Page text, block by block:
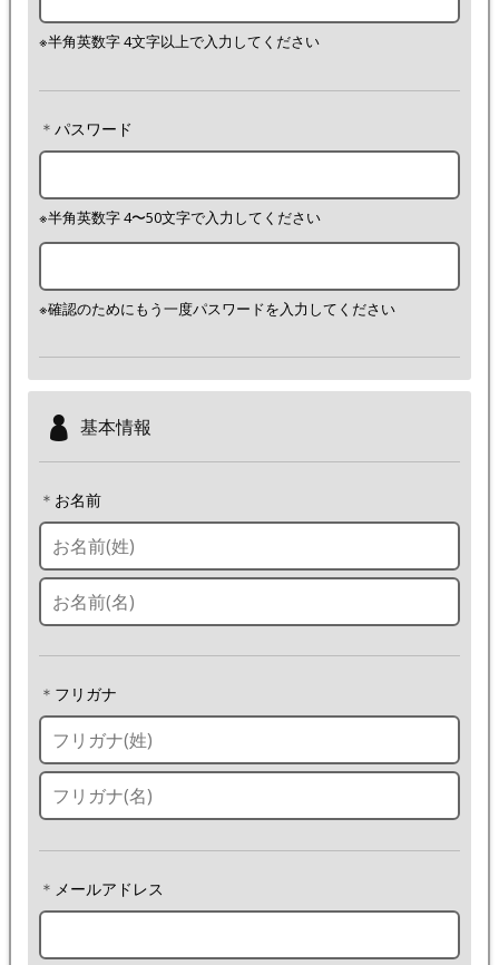
※半角英数字 4文字以上で入力してください
＊ パスワード
※半角英数字 4〜50文字で入力してください
※確認のためにもう一度パスワードを入力してください
基本情報
＊ お名前
＊ フリガナ
＊ メールアドレス